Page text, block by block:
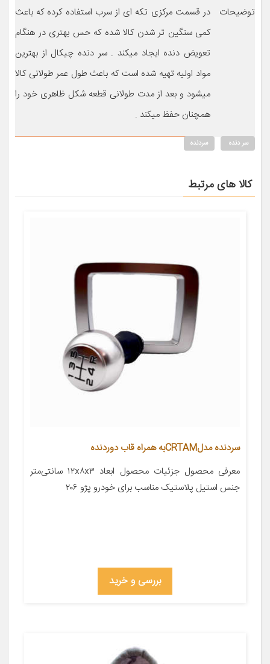
توضیحات
در قسمت مرکزی تکه ای از سرب استفاده کرده که باعث
کمی سنگین تر شدن کالا شده که حس بهتری در هنگام
تعویض دنده ایجاد میکند . سر دنده چیکال از بهترین
مواد اولیه تهیه شده است که باعث طول عمر طولانی کالا
میشود و بعد از مدت طولانی قطعه شکل ظاهری خود را
همچنان حفظ میکند .
سر دنده سردنده
کالا های مرتبط
سردنده مدلCRTAMبه همراه قاب دوردنده
معرفی محصول جزئیات محصول ابعاد ۱۲x۸x۳ سانتی‌متر
جنس استیل پلاستیک مناسب برای خودرو پژو ۲۰۶
بررسی و خرید